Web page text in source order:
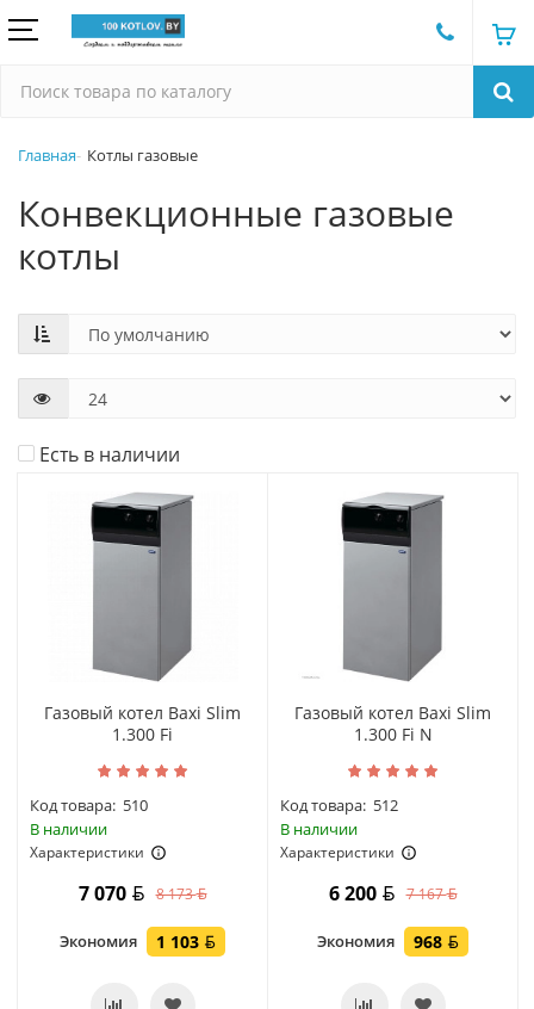
Главная Котлы газовые
Конвекционные газовые
котлы
Есть в наличии
Газовый котел Baxi Slim
1.300 Fi
Код товара: 510
В наличии
Характеристики
7 070 8 173
Экономия 1 103
Газовый котел Baxi Slim
1.300 Fi N
Код товара: 512
В наличии
Характеристики
6 200 7 167
Экономия 968